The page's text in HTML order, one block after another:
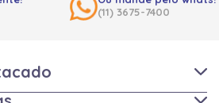
(11) 3675-7400